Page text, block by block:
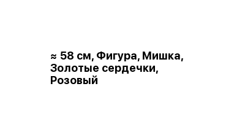
≈ 58 см, Фигура, Мишка,
Золотые сердечки,
Розовый